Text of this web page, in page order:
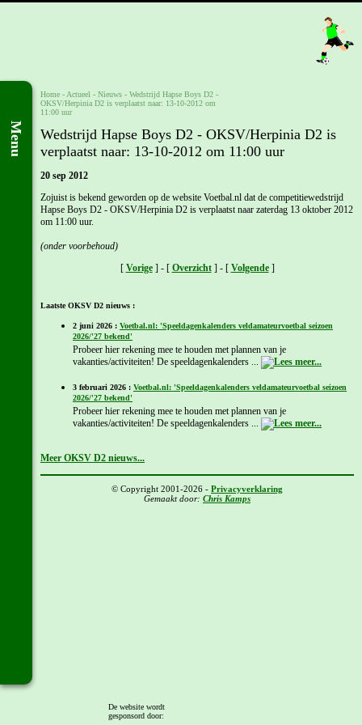
Menu
Home - Actueel - Nieuws - Wedstrijd Hapse Boys D2 -
OKSV/Herpinia D2 is verplaatst naar: 13-10-2012 om
11:00 uur
Wedstrijd Hapse Boys D2 - OKSV/Herpinia D2 is
verplaatst naar: 13-10-2012 om 11:00 uur
20 sep 2012
Zojuist is bekend geworden op de website Voetbal.nl dat de competitiewedstrijd
Hapse Boys D2 - OKSV/Herpinia D2 is verplaatst naar zaterdag 13 oktober 2012
om 11:00 uur.
(onder voorbehoud)
[ Vorige] - [ Overzicht] - [ Volgende]
Laatste OKSV D2 nieuws :
2 juni 2026 : Voetbal.nl: 'Speeldagenkalenders veldamateurvoetbal seizoen
2026/'27 bekend'
Probeer hier rekening mee te houden met plannen van je
vakanties/activiteiten! De speeldagenkalenders ...
3 februari 2026 : Voetbal.nl: 'Speeldagenkalenders veldamateurvoetbal seizoen
2026/'27 bekend'
Probeer hier rekening mee te houden met plannen van je
vakanties/activiteiten! De speeldagenkalenders ...
Meer OKSV D2 nieuws...
© Copyright 2001-2026 - Privacyverklaring
Gemaakt door: Chris Kamps
De website wordt
gesponsord door: